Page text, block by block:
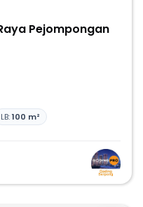
Pejompongan
LB:100 m²